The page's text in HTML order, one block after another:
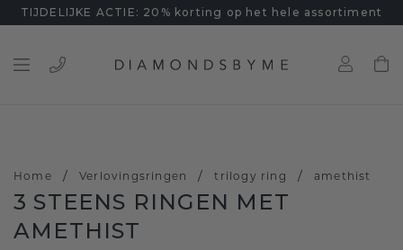
TIJDELIJKE ACTIE: 20% korting op het hele assortiment
Home / Verlovingsringen / trilogy ring / amethist
3 STEENS RINGEN MET
AMETHIST